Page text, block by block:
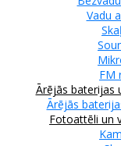
Vadu
FM
Ārējās baterijas
Ārējās
Fotoattēli un